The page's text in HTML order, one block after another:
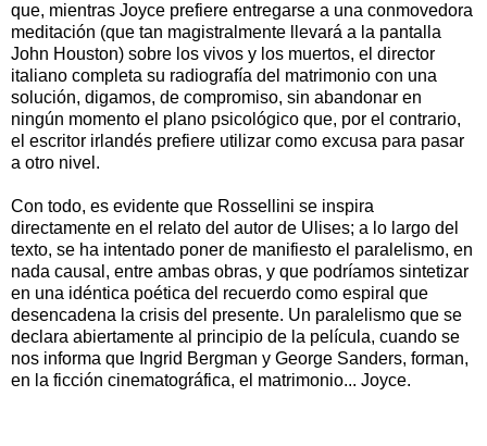
que, mientras Joyce prefiere entregarse a una conmovedora
meditación (que tan magistralmente llevará a la pantalla
John Houston) sobre los vivos y los muertos, el director
italiano completa su radiografía del matrimonio con una
solución, digamos, de compromiso, sin abandonar en
ningún momento el plano psicológico que, por el contrario,
el escritor irlandés prefiere utilizar como excusa para pasar
a otro nivel.
Con todo, es evidente que Rossellini se inspira
directamente en el relato del autor de Ulises; a lo largo del
texto, se ha intentado poner de manifiesto el paralelismo, en
nada causal, entre ambas obras, y que podríamos sintetizar
en una idéntica poética del recuerdo como espiral que
desencadena la crisis del presente. Un paralelismo que se
declara abiertamente al principio de la película, cuando se
nos informa que Ingrid Bergman y George Sanders, forman,
en la ficción cinematográfica, el matrimonio... Joyce.